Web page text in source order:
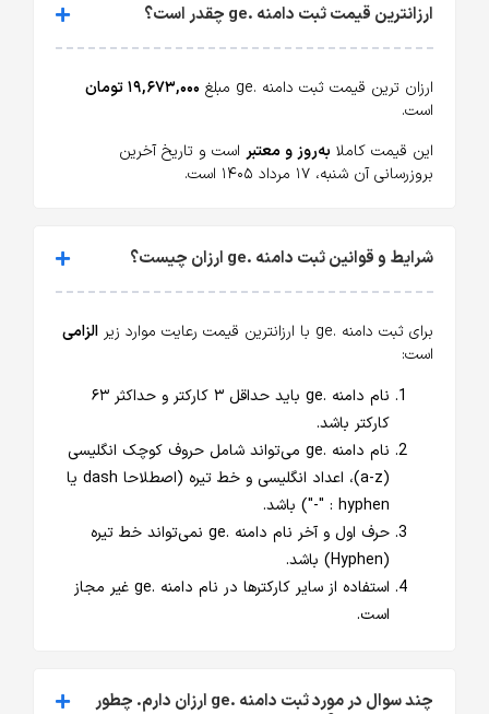
ارزانترین قیمت ثبت دامنه .ge چقدر است؟
ارزان ترین قیمت ثبت دامنه .ge مبلغ
۱۹,۶۷۳,۰۰۰ تومان
است.
این قیمت کاملا به‌روز و معتبر است و تاریخ آخرین
بروزرسانی آن شنبه، ۱۷ مرداد ۱۴۰۵ است.
شرایط و قوانین ثبت دامنه .ge ارزان چیست؟
برای ثبت دامنه .ge با ارزانترین قیمت رعایت موارد زیر
الزامی
است:
نام دامنه .ge باید حداقل ۳ کارکتر و حداکثر ۶۳
کارکتر باشد.
نام دامنه .ge می‌تواند شامل حروف کوچک انگلیسی
(a-z)، اعداد انگلیسی و خط تیره (اصطلاحا dash یا
hyphen : "-") باشد.
حرف اول و آخر نام دامنه .ge نمی‌تواند خط تیره
(Hyphen) باشد.
استفاده از سایر کارکترها در نام دامنه .ge غیر مجاز
است.
چند سوال در مورد ثبت دامنه .ge ارزان دارم. چطور